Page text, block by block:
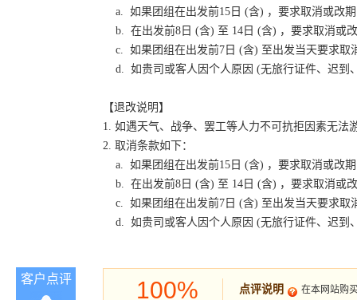
a. 如果团组在出发前15日 (含) ，要求取消或改
b. 在出发前8日 (含) 至 14日 (含) ，要求取消或
c. 如果团组在出发前7日 (含) 至出发当天要求取
d. 如贵司或客人因个人原因 (无旅行证件、迟到
【退改说明】
1. 如遇天气、战争、罢工等人力不可抗拒因素无
2. 取消条款如下：
a. 如果团组在出发前15日 (含) ，要求取消或改
b. 在出发前8日 (含) 至 14日 (含) ，要求取消或
c. 如果团组在出发前7日 (含) 至出发当天要求取
d. 如贵司或客人因个人原因 (无旅行证件、迟到
客户点评 100% 点评说明
在本网站购